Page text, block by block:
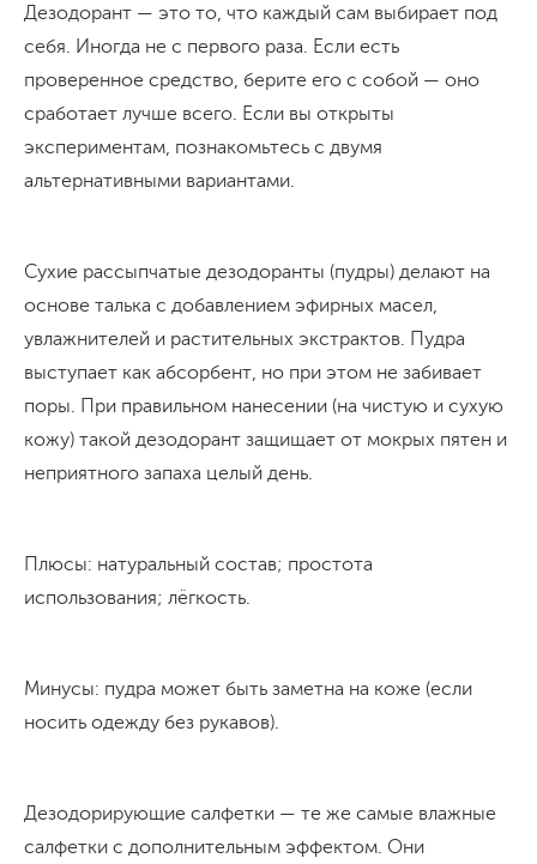
Дезодорант — это то, что каждый сам выбирает под
себя. Иногда не с первого раза. Если есть
проверенное средство, берите его с собой — оно
сработает лучше всего. Если вы открыты
экспериментам, познакомьтесь с двумя
альтернативными вариантами.
Сухие рассыпчатые дезодоранты (пудры) делают на
основе талька с добавлением эфирных масел,
увлажнителей и растительных экстрактов. Пудра
выступает как абсорбент, но при этом не забивает
поры. При правильном нанесении (на чистую и сухую
кожу) такой дезодорант защищает от мокрых пятен и
неприятного запаха целый день.
Плюсы: натуральный состав; простота
использования; лёгкость.
Минусы: пудра может быть заметна на коже (если
носить одежду без рукавов).
Дезодорирующие салфетки — те же самые влажные
салфетки с дополнительным эффектом. Они